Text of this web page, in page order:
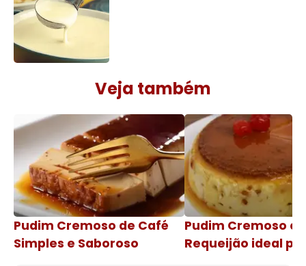
Veja também
Pudim Cremoso de Café
Simples e Saboroso
Pudim Cremoso
Requeijão ideal